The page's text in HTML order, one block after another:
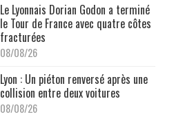
Le Lyonnais Dorian Godon a terminé
le Tour de France avec quatre côtes
fracturées
08/08/26
Lyon : Un piéton renversé après une
collision entre deux voitures
08/08/26